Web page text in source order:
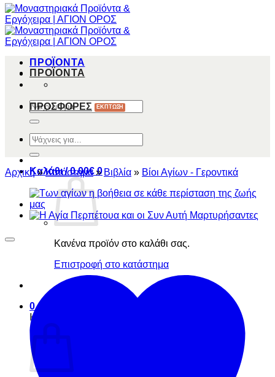
ΠΡΟΪΟΝΤΑ
Αναζήτηση
για:
Καλάθι /0.00€ 0
Κανένα προϊόν στο καλάθι σας.
Επιστροφή στο κατάστημα
0
Καλάθι
ΠΡΟΪΟΝΤΑ
ΠΡΟΣΦΟΡΕΣ
Αναζήτηση
για:
Αρχική » Κατάστημα » Βιβλία » Βίοι Αγίων - Γεροντικά